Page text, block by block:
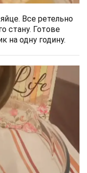
Все ретельно
стану. Готове
на одну годину.